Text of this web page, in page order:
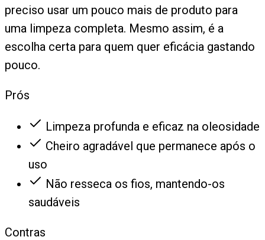
preciso usar um pouco mais de produto para
uma limpeza completa. Mesmo assim, é a
escolha certa para quem quer eficácia gastando
pouco.
Prós
Limpeza profunda e eficaz na oleosidade
Cheiro agradável que permanece após o
uso
Não resseca os fios, mantendo-os
saudáveis
Contras